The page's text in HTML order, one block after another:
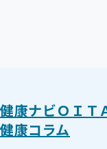
健康ナビＯＩＴ
健康コラム